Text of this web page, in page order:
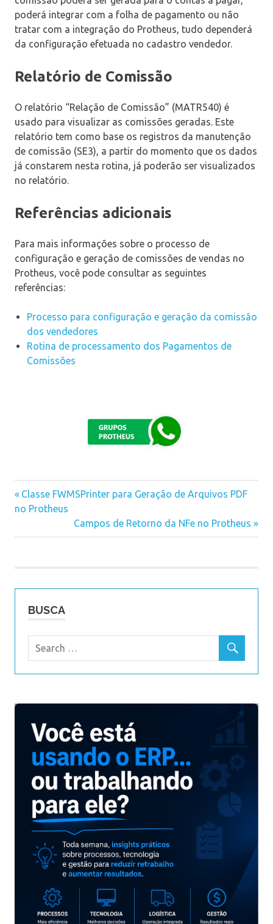
poderá integrar com a folha de pagamento ou não
tratar com a integração do Protheus, tudo dependerá
da configuração efetuada no cadastro vendedor.
Relatório de Comissão
O relatório “Relação de Comissão” (MATR540) é
usado para visualizar as comissões geradas. Este
relatório tem como base os registros da manutenção
de comissão (SE3), a partir do momento que os dados
já constarem nesta rotina, já poderão ser visualizados
no relatório.
Referências adicionais
Para mais informações sobre o processo de
configuração e geração de comissões de vendas no
Protheus, você pode consultar as seguintes
referências:
Processo para configuração e geração da comissão
dos vendedores
Rotina de processamento dos Pagamentos de
Comissões
Navegação
Previous
Post:
Classe FWMSPrinter para Geração de Arquivos PDF
no Protheus
Next
Post:
Campos de Retorno da NFe no Protheus
BUSCA